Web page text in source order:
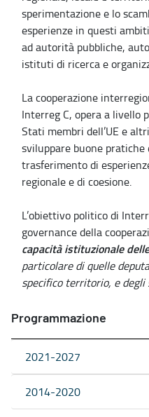
sperimentazione e lo
esperienze in questi
ad autorità pubbliche,
istituti di ricerca e
La cooperazione
Interreg C, opera a livello
Stati membri dell’UE e
sviluppare buone
trasferimento di
regionale e di coesione.
L’obiettivo politico di
governance della
capacità istituzionale
particolare di quelle
specifico territorio, e degli
Programmazione
2021-2027
2014-2020